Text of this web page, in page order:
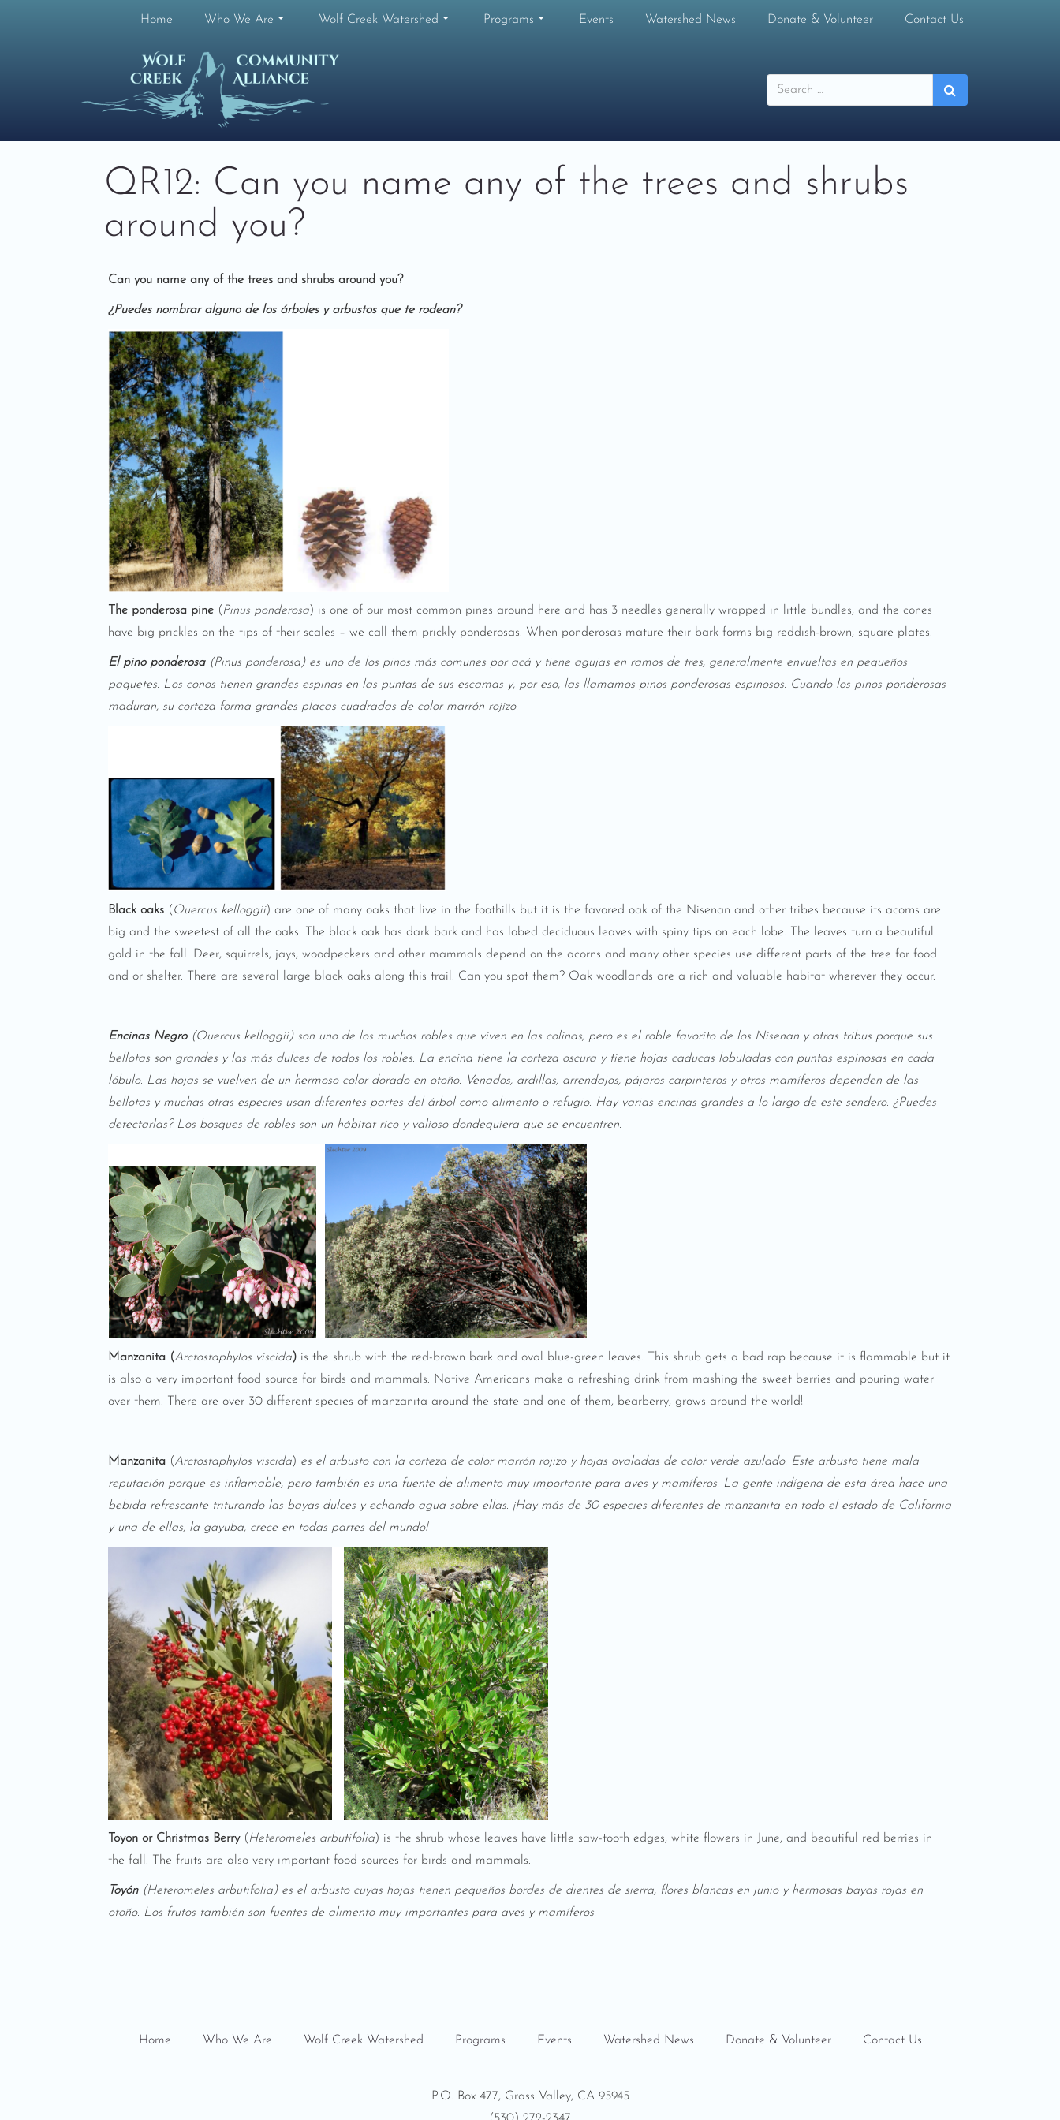
Home Who We Are Wolf Creek Watershed Programs Events Watershed News Donate & Volunteer Contact Us
QR12: Can you name any of the trees and shrubs
around you?
Can you name any of the trees and shrubs around you?
¿Puedes nombrar alguno de los árboles y arbustos que te rodean?
The ponderosa pine ( Pinus ponderosa) is one of our most common pines around here and has 3 needles generally wrapped in little bundles, and the cones
have big prickles on the tips of their scales – we call them prickly ponderosas. When ponderosas mature their bark forms big reddish-brown, square plates.
El pino ponderosa(Pinus ponderosa) es uno de los pinos más comunes por acá y tiene agujas en ramos de tres, generalmente envueltas en pequeños
paquetes. Los conos tienen grandes espinas en las puntas de sus escamas y, por eso, las llamamos pinos ponderosas espinosos. Cuando los pinos ponderosas
maduran, su corteza forma grandes placas cuadradas de color marrón rojizo.
Black oaks ( Quercus kelloggii) are one of many oaks that live in the foothills but it is the favored oak of the Nisenan and other tribes because its acorns are
big and the sweetest of all the oaks. The black oak has dark bark and has lobed deciduous leaves with spiny tips on each lobe. The leaves turn a beautiful
gold in the fall. Deer, squirrels, jays, woodpeckers and other mammals depend on the acorns and many other species use different parts of the tree for food
and or shelter. There are several large black oaks along this trail. Can you spot them? Oak woodlands are a rich and valuable habitat wherever they occur.
Encinas Negro(Quercus kelloggii) son uno de los muchos robles que viven en las colinas, pero es el roble favorito de los Nisenan y otras tribus porque sus
bellotas son grandes y las más dulces de todos los robles. La encina tiene la corteza oscura y tiene hojas caducas lobuladas con puntas espinosas en cada
lóbulo. Las hojas se vuelven de un hermoso color dorado en otoño. Venados, ardillas, arrendajos, pájaros carpinteros y otros mamíferos dependen de las
bellotas y muchas otras especies usan diferentes partes del árbol como alimento o refugio. Hay varias encinas grandes a lo largo de este sendero. ¿Puedes
detectarlas? Los bosques de robles son un hábitat rico y valioso dondequiera que se encuentren.
Manzanita (Arctostaphylos viscida) is the shrub with the red-brown bark and oval blue-green leaves. This shrub gets a bad rap because it is flammable but it
is also a very important food source for birds and mammals. Native Americans make a refreshing drink from mashing the sweet berries and pouring water
over them. There are over 30 different species of manzanita around the state and one of them, bearberry, grows around the world!
Manzanita (Arctostaphylos viscida) es el arbusto con la corteza de color marrón rojizo y hojas ovaladas de color verde azulado. Este arbusto tiene mala
reputación porque es inflamable, pero también es una fuente de alimento muy importante para aves y mamíferos. La gente indígena de esta área hace una
bebida refrescante triturando las bayas dulces y echando agua sobre ellas. ¡Hay más de 30 especies diferentes de manzanita en todo el estado de California
y una de ellas, la gayuba, crece en todas partes del mundo!
Toyon or Christmas Berry( Heteromeles arbutifolia) is the shrub whose leaves have little saw-tooth edges, white flowers in June, and beautiful red berries in
the fall. The fruits are also very important food sources for birds and mammals.
Toyón(Heteromeles arbutifolia) es el arbusto cuyas hojas tienen pequeños bordes de dientes de sierra, flores blancas en junio y hermosas bayas rojas en
otoño. Los frutos también son fuentes de alimento muy importantes para aves y mamíferos.
Home Who We Are Wolf Creek Watershed Programs Events Watershed News Donate & Volunteer Contact Us
P.O. Box 477, Grass Valley, CA 95945